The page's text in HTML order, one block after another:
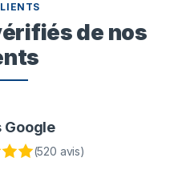
de nos
Google
(520 avis)